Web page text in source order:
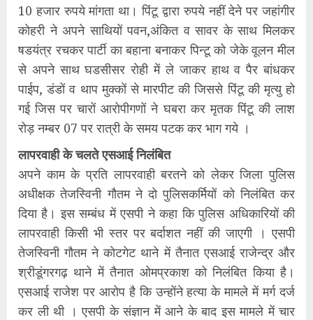
10 हजार रुपये मांगता था। पिंटू द्वारा रुपये नहीं देने पर जहांगीर
कोहरी ने अपने साथियों पवन,अंकित व सावर के साथ मिलकर
षडयंत्र रचकर पार्टी का बहाना बनाकर पिन्टू को जेके वूलन मील
से अपने साथ घडसीसर रोही में ले जाकर हाथ व पैर बांधकर
पाईप, डंडों व थाप मुक्कों से मारपीट की जिससे पिंटू की मृत्यु हो
गई जिस पर चारों आरोपीगणों ने घबरा कर मृतक पिंटू की लाश
रोड़ नम्बर 07 पर रात्री के समय पटक कर भाग गये ।
लापरवाही के चलते एसआई निलंबित
अपने काम के प्रति लापरवाही बरतने को लेकर जिला पुलिस
अधीक्षक तेजस्विनी गौतम ने दो पुलिसकर्मियों को निलंबित कर
दिया है। इस सम्बंध में एसपी ने कहा कि पुलिस अधिकारियों की
लापरवाही किसी भी स्तर पर बर्दाशत नहीं की जाएगी । एसपी
तेजस्विनी गौतम ने कोटगेट थाने में तैनात एसआई राजेन्द्र और
श्रीडूंगरगढ़ थाने में तैनात ओमप्रकाश को निलंबित किया है।
एसआई राजेश पर आरोप है कि उन्होंने हत्या के मामले में मर्ग दर्ज
कर ली थी । एसपी के संज्ञान में आने के बाद इस मामले में चार